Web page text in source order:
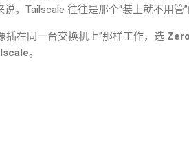
， Tailscale 往往是那个“装上就不用管”
插在同一台交换机上”那样工作，选
。